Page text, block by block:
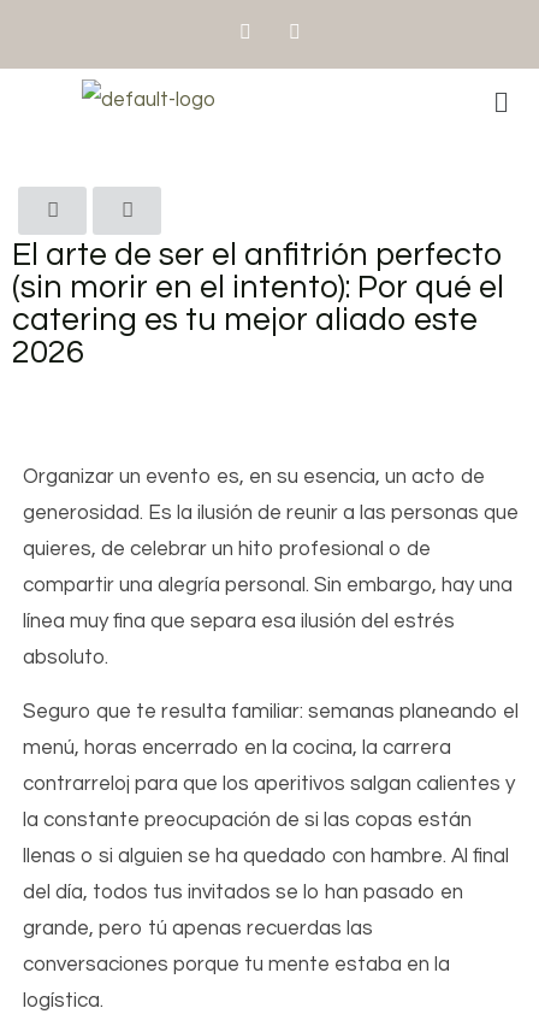
El arte de ser el anfitrión perfecto
(sin morir en el intento): Por qué el
catering es tu mejor aliado este
2026
Organizar un evento es, en su esencia, un acto de
generosidad. Es la ilusión de reunir a las personas que
quieres, de celebrar un hito profesional o de
compartir una alegría personal. Sin embargo, hay una
línea muy fina que separa esa ilusión del estrés
absoluto.
Seguro que te resulta familiar: semanas planeando el
menú, horas encerrado en la cocina, la carrera
contrarreloj para que los aperitivos salgan calientes y
la constante preocupación de si las copas están
llenas o si alguien se ha quedado con hambre. Al final
del día, todos tus invitados se lo han pasado en
grande, pero tú apenas recuerdas las
conversaciones porque tu mente estaba en la
logística.